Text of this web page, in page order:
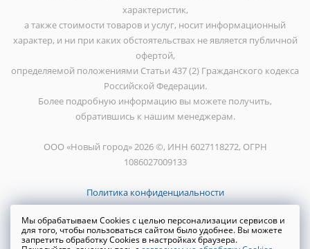
характеристик,
а также стоимости товаров и услуг, носит информационный
характер, и ни при каких обстоятельствах не является публичной
офертой,
определяемой положениями Статьи 437 (2) Гражданского кодекса
Российской Федерации.
Более подробную информацию вы можете получить,
обратившись к нашим менеджерам.
ООО «Новый город» 2026 ©, ИНН 6027118272, ОГРН
1086027009133
Политика конфиденциальности
Мы обрабатываем Cookies с целью персонализации сервисов и
для того, чтобы пользоваться сайтом было удобнее. Вы можете
запретить обработку Cookies в настройках браузера.